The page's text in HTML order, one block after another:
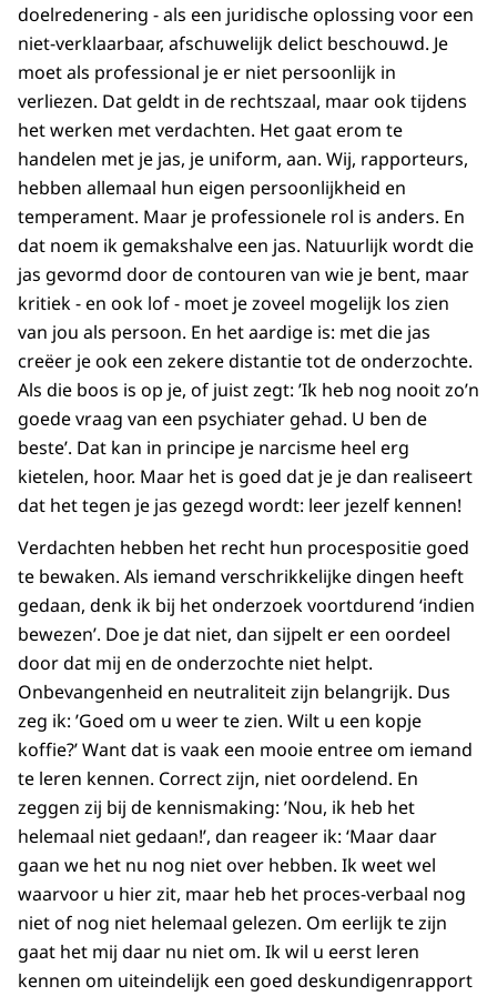
doelredenering - als een juridische oplossing voor een
niet-verklaarbaar, afschuwelijk delict beschouwd. Je
moet als professional je er niet persoonlijk in
verliezen. Dat geldt in de rechtszaal, maar ook tijdens
het werken met verdachten. Het gaat erom te
handelen met je jas, je uniform, aan. Wij, rapporteurs,
hebben allemaal hun eigen persoonlijkheid en
temperament. Maar je professionele rol is anders. En
dat noem ik gemakshalve een jas. Natuurlijk wordt die
jas gevormd door de contouren van wie je bent, maar
kritiek - en ook lof - moet je zoveel mogelijk los zien
van jou als persoon. En het aardige is: met die jas
creëer je ook een zekere distantie tot de onderzochte.
Als die boos is op je, of juist zegt: ’Ik heb nog nooit zo’n
goede vraag van een psychiater gehad. U ben de
beste’. Dat kan in principe je narcisme heel erg
kietelen, hoor. Maar het is goed dat je je dan realiseert
dat het tegen je jas gezegd wordt: leer jezelf kennen!
Verdachten hebben het recht hun procespositie goed
te bewaken. Als iemand verschrikkelijke dingen heeft
gedaan, denk ik bij het onderzoek voortdurend ‘indien
bewezen’. Doe je dat niet, dan sijpelt er een oordeel
door dat mij en de onderzochte niet helpt.
Onbevangenheid en neutraliteit zijn belangrijk. Dus
zeg ik: ’Goed om u weer te zien. Wilt u een kopje
koffie?’ Want dat is vaak een mooie entree om iemand
te leren kennen. Correct zijn, niet oordelend. En
zeggen zij bij de kennismaking: ’Nou, ik heb het
helemaal niet gedaan!’, dan reageer ik: ‘Maar daar
gaan we het nu nog niet over hebben. Ik weet wel
waarvoor u hier zit, maar heb het proces-verbaal nog
niet of nog niet helemaal gelezen. Om eerlijk te zijn
gaat het mij daar nu niet om. Ik wil u eerst leren
kennen om uiteindelijk een goed deskundigenrapport